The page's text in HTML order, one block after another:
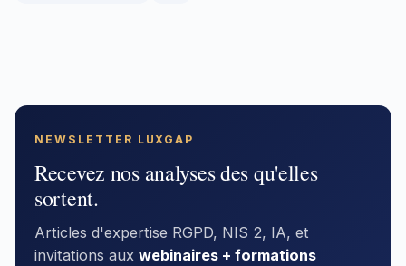
NEWSLETTER LUXGAP
Recevez nos analyses des qu'elles
sortent.
Articles d'expertise RGPD, NIS 2, IA, et
invitations aux webinaires + formations